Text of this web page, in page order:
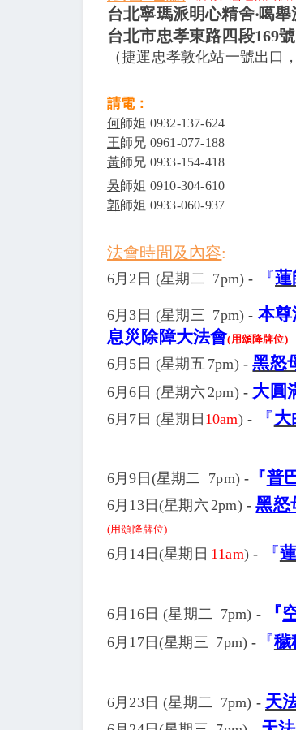
台北寧瑪派明心精舍‧噶
台北市忠孝東路四段169
（捷運忠孝敦化站一號出口
請電：
何師姐 0932-137-624
王師兄 0961-077-188
黃師兄 0933-154-418
吳師姐 0910-304-610
郭師姐 0933-060-937
法會時間及內容:
6月2日 (星期 二 7pm) - 『蓮
6月3日 (星期三 7pm) - 本尊
息災除障大法會(用頌降牌位)
6月5日 (星期五 7pm)-黑怒
6月6日 (星期六 2pm)- 大圓
6月7日(星期 日 10am)- 『大
6月9日(星期二 7pm) - 『普
6月13日(星期六 2pm)-黑怒
(用頌降牌位)
6月14日(星期 日 11am)- 『
6月16日 (星期二 7pm) - 『
6月17日(星期三 7pm)- 『穢
6月23日 (星期二 7pm) - 天